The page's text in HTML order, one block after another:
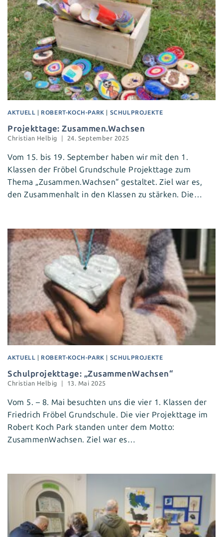
AKTUELL | ROBERT-KOCH-PARK | SCHULPROJEKTE
Projekttage: Zusammen.Wachsen
Christian Helbig 24. September 2025
Vom 15. bis 19. September haben wir mit den 1.
Klassen der Fröbel Grundschule Projekttage zum
Thema „Zusammen.Wachsen“ gestaltet. Ziel war es,
den Zusammenhalt in den Klassen zu stärken. Die…
AKTUELL ROBERT-KOCH-PARK SCHULPROJEKTE
Schulprojekttage: „ZusammenWachsen“
Christian Helbig 13. Mai 2025
Vom 5. – 8. Mai besuchten uns die vier 1. Klassen der
Friedrich Fröbel Grundschule. Die vier Projekttage im
Robert Koch Park standen unter dem Motto:
ZusammenWachsen. Ziel war es…